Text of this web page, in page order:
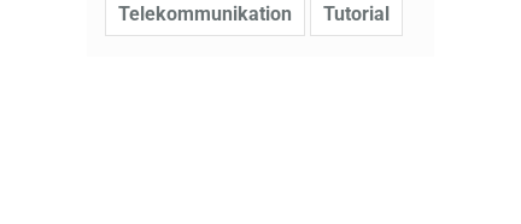
Telekommunikation Tutorial